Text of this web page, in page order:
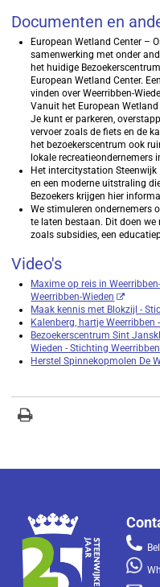
Documenten en
European Wetland Center –
samenwerking met onder
het huidige
European Wetland Center.
vinden over Weerribben-
Vanuit het European
Je kunt er parkeren,
vervoer zoals de fiets en de
het bezoekerscentrum ook
lokale recreatieondernemers
Het intercitystation
en een moderne uitstraling
Bezoekers krijgen hier
We stimuleren ondernemers
te laten bestaan. Dit doen
zoals subsidies, een
Video's
Maxime op reis in
Weerribben-Wieden
Maak kennis met Blokzijl -
Kalenberg, hartje Weerribben
Bezoekerscentrum Sint
Wieden - Stichting
Herstel Spinnekopmolen De